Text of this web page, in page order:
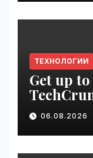
ТЕХНОЛОГИИ
Get up
pass
06.08.2026